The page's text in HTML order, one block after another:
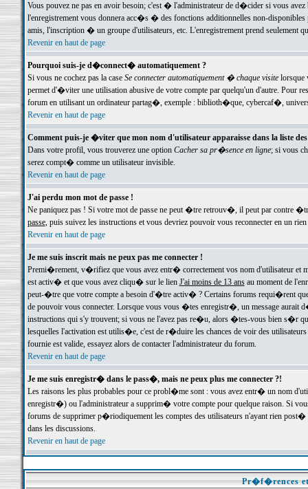
Vous pouvez ne pas en avoir besoin; c'est � l'administrateur de d�cider si vous
l'enregistrement vous donnera acc�s � des fonctions additionnelles non-
amis, l'inscription � un groupe d'utilisateurs, etc. L'enregistrement prend seulement
Revenir en haut de page
Pourquoi suis-je d�connect� automatiquement ?
Si vous ne cochez pas la case Se connecter automatiquement � chaque visitelorsque
permet d'�viter une utilisation abusive de votre compte par quelqu'un d'autre. Pour
forum en utilisant un ordinateur partag�, exemple : biblioth�que, cybercaf�,
Revenir en haut de page
Comment puis-je �viter que mon nom d'utilisateur apparaisse dans la liste
Dans votre profil, vous trouverez une option Cacher sa pr�sence en ligne; si vous
serez compt� comme un utilisateur invisible.
Revenir en haut de page
J'ai perdu mon mot de passe !
Ne paniquez pas ! Si votre mot de passe ne peut �tre retrouv�, il peut par contre
passe, puis suivez les instructions et vous devriez pouvoir vous reconnecter en un rien
Revenir en haut de page
Je me suis inscrit mais ne peux pas me connecter !
Premi�rement, v�rifiez que vous avez entr� correctement vos nom d'utilisateur
est activ� et que vous avez cliqu� sur le lien J'ai moins de 13 ansau moment de
peut-�tre que votre compte a besoin d'�tre activ� ? Certains forums requi�rent
de pouvoir vous connecter. Lorsque vous vous �tes enregistr�, un message aurait
instructions qui s'y trouvent; si vous ne l'avez pas re�u, alors �tes-vous bien s�r
lesquelles l'activation est utilis�e, c'est de r�duire les chances de voir des
fournie est valide, essayez alors de contacter l'administrateur du forum.
Revenir en haut de page
Je me suis enregistr� dans le pass�, mais ne peux plus me connecter ?!
Les raisons les plus probables pour ce probl�me sont : vous avez entr� un nom
enregistr�) ou l'administrateur a supprim� votre compte pour quelque raison. Si
forums de supprimer p�riodiquement les comptes des utilisateurs n'ayant rien
dans les discussions.
Revenir en haut de page
Pr�f�rences